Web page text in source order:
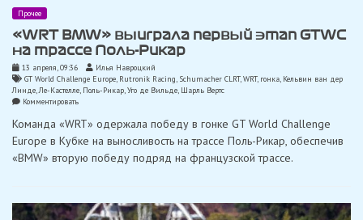
Прочее
«WRT BMW» выиграла первый этап GTWC
на трассе Поль-Рикар
13 апреля, 09:36
Илья Навроцкий
GT World Challenge Europe, Rutronik Racing, Schumacher CLRT,WRT, гонка, Кельвин ван дер
Линде,Ле-Кастелле, Поль-Рикар,Уго де Вильде, Шарль Вертс
Комментироватьon
BMW»
первый
этап
Поль-
Рикар
Команда «WRT» одержала победу в гонке GT World Challenge
Europe в Кубке на выносливость на трассе Поль-Рикар, обеспечив
«BMW» вторую победу подряд на французской трассе.